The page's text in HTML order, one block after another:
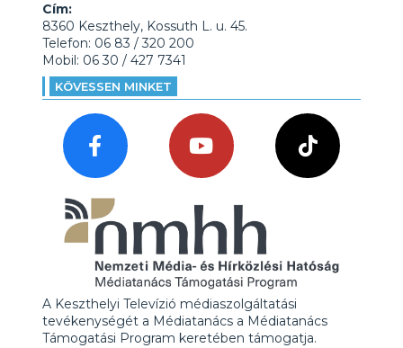
Cím:
8360 Keszthely, Kossuth L. u. 45.
Telefon: 06 83 / 320 200
Mobil: 06 30 / 427 7341
KÖVESSEN MINKET
A Keszthelyi Televízió médiaszolgáltatási
tevékenységét a Médiatanács a Médiatanács
Támogatási Program keretében támogatja.